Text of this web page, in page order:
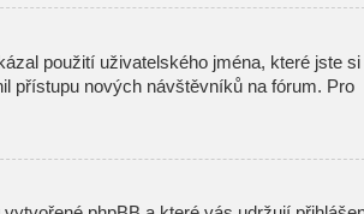
použití uživatelského jména, které jste si
přístupu nových návštěvníků na fórum. Pro